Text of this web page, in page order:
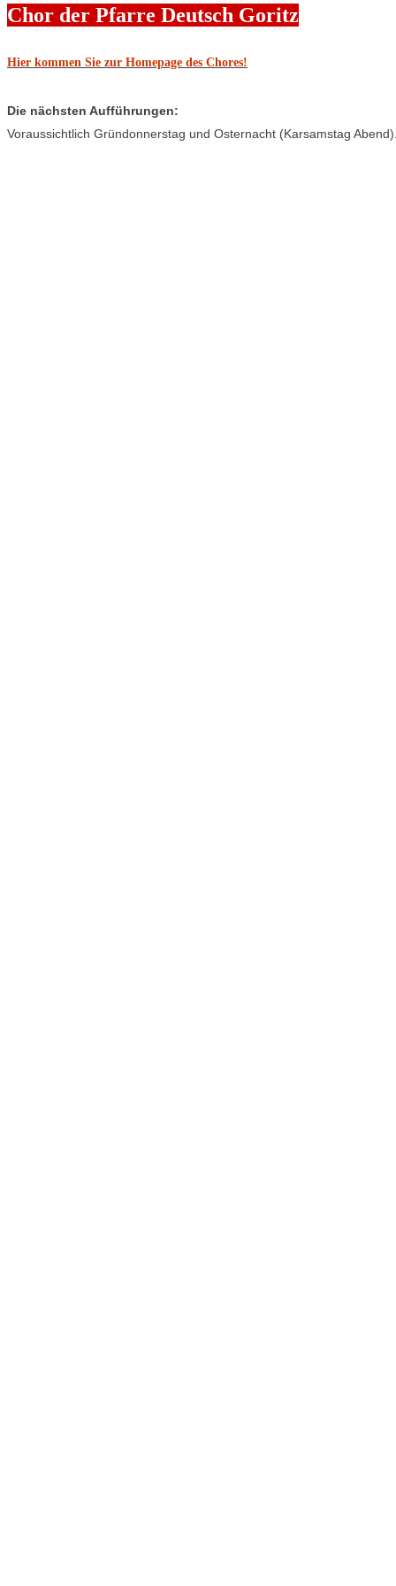
Chor der Pfarre Deutsch Goritz
Hier kommen Sie zur Homepage des Chores!
Die nächsten Aufführungen:
Voraussichtlich Gründonnerstag und Osternacht (Karsamstag